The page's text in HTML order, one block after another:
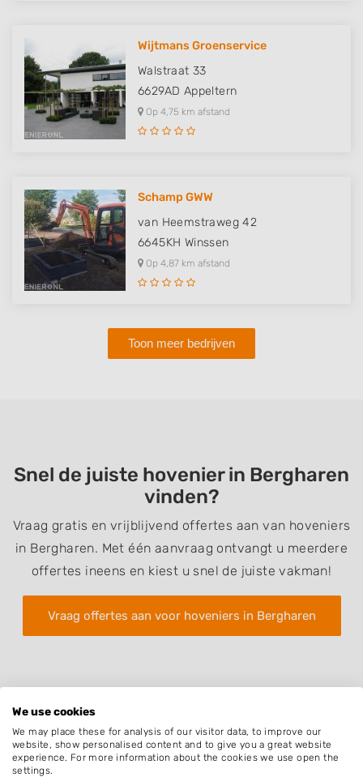
Wijtmans Groenservice
Walstraat 33
6629AD Appeltern
Op 4,75 km afstand
Schamp GWW
van Heemstraweg 42
6645KH Winssen
Op 4,87 km afstand
Toon meer bedrijven
Snel de juiste hovenier in Bergharen
vinden?
Vraag gratis en vrijblijvend offertes aan van hoveniers
in Bergharen. Met één aanvraag ontvangt u meerdere
offertes ineens en kiest u snel de juiste vakman!
Vraag offertes aan voor hoveniers in Bergharen
Plaatsen in de buurt
We use cookies
We may place these for analysis of our visitor data, to improve our
website, show personalised content and to give you a great website
experience. For more information about the cookies we use open the
settings.